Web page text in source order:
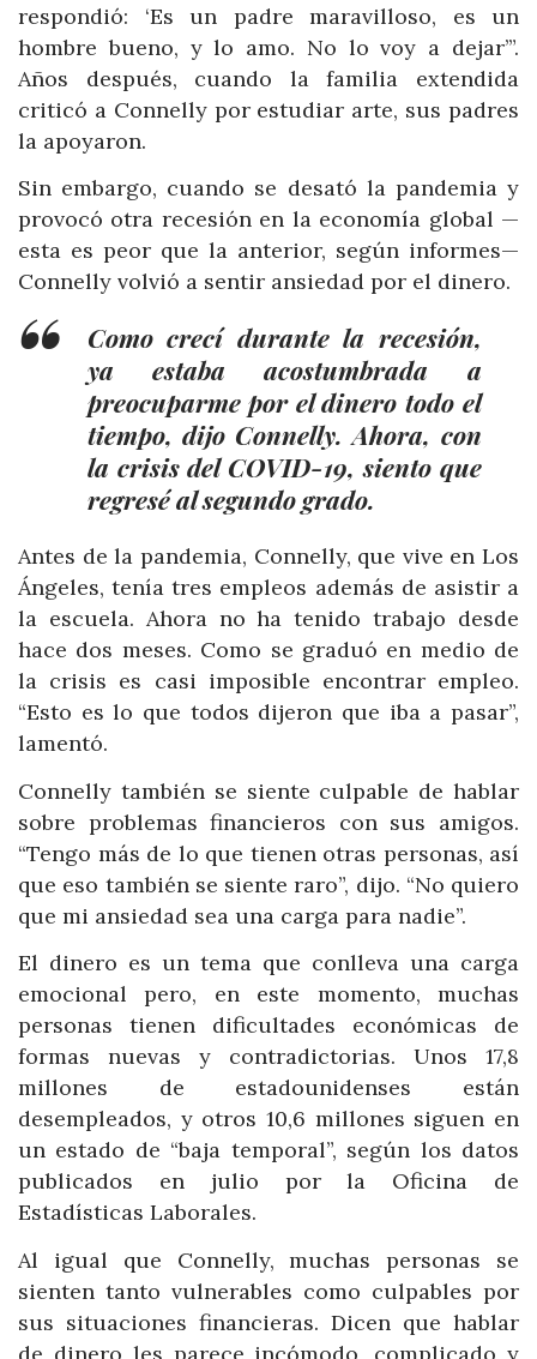
respondió: ‘Es un padre maravilloso, es un
hombre bueno, y lo amo. No lo voy a dejar’”.
Años después, cuando la familia extendida
criticó a Connelly por estudiar arte, sus padres
la apoyaron.
Sin embargo, cuando se desató la pandemia y
provocó otra recesión en la economía global —
esta es peor que la anterior, según informes—
Connelly volvió a sentir ansiedad por el dinero.
Como crecí durante la recesión,
ya estaba acostumbrada a
preocuparme por el dinero todo el
tiempo, dijo Connelly. Ahora, con
la crisis del COVID-19, siento que
regresé al segundo grado.
Antes de la pandemia, Connelly, que vive en Los
Ángeles, tenía tres empleos además de asistir a
la escuela. Ahora no ha tenido trabajo desde
hace dos meses. Como se graduó en medio de
la crisis es casi imposible encontrar empleo.
“Esto es lo que todos dijeron que iba a pasar”,
lamentó.
Connelly también se siente culpable de hablar
sobre problemas financieros con sus amigos.
“Tengo más de lo que tienen otras personas, así
que eso también se siente raro”, dijo. “No quiero
que mi ansiedad sea una carga para nadie”.
El dinero es un tema que conlleva una carga
emocional pero, en este momento, muchas
personas tienen dificultades económicas de
formas nuevas y contradictorias. Unos 17,8
millones de estadounidenses están
desempleados, y otros 10,6 millones siguen en
un estado de “baja temporal”, según los datos
publicados en julio por la Oficina de
Estadísticas Laborales.
Al igual que Connelly, muchas personas se
sienten tanto vulnerables como culpables por
sus situaciones financieras. Dicen que hablar
de dinero les parece incómodo, complicado y